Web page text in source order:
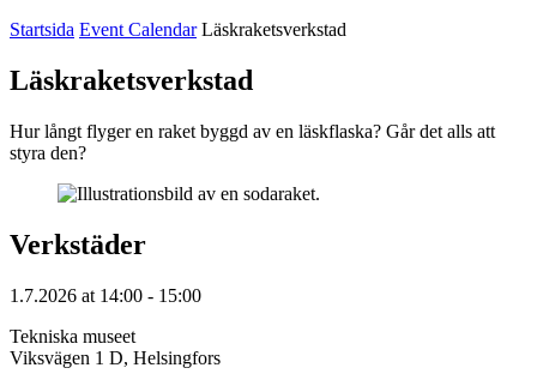
Startsida Event Calendar Läskraketsverkstad
Läskraketsverkstad
Hur långt flyger en raket byggd av en läskflaska? Går det alls att
styra den?
Verkstäder
1.7.2026 at 14:00 - 15:00
Tekniska museet
Viksvägen 1 D, Helsingfors